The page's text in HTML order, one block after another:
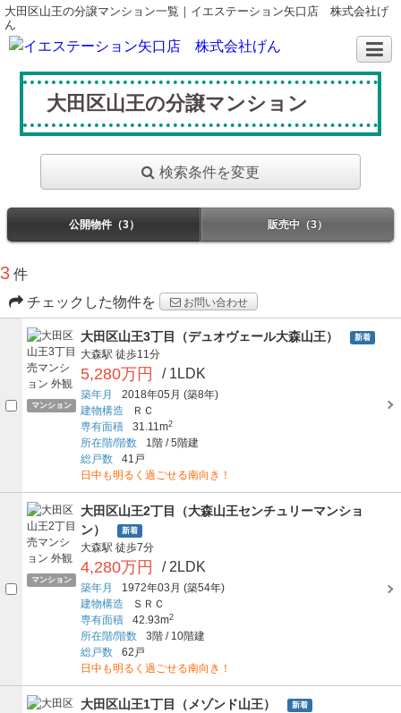
大田区山王の分譲マンション一覧｜イエステーション矢口店 株式会社げ
ん
大田区山王の分譲マンション
検索条件を変更
公開物件（3） 販売中（3）
3 件
チェックした物件を
お問い合わせ
マンション
大田区山王3丁目（デュオヴェール大森山王） 新着
大森駅 徒歩11分
5,280万円 / 1LDK
築年月 2018年05月 (築8年)
建物構造
ＲＣ
専有面積
31.11m2
所在階/階数 1階 /5階建
総戸数
41戸
日中も明るく過ごせる南向き！
マンション
大田区山王2丁目（大森山王センチュリーマンショ
ン）
新着
大森駅 徒歩7分
4,280万円 / 2LDK
築年月 1972年03月 (築54年)
建物構造
ＳＲＣ
専有面積
42.93m2
所在階/階数 3階 /10階建
総戸数
62戸
日中も明るく過ごせる南向き！
大田区山王1丁目（メゾンド山王） 新着